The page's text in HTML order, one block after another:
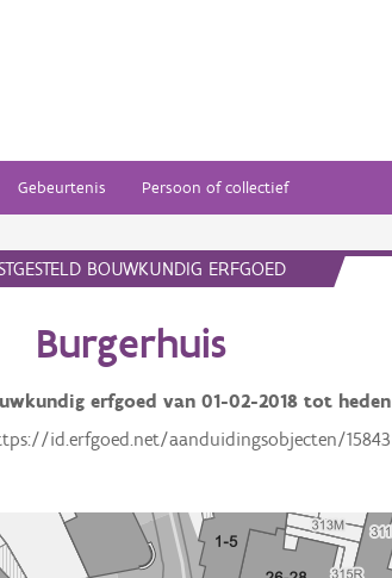
Gebeurtenis Persoon of collectief
BOUWKUNDIG ERFGOED
Burgerhuis
erfgoed van01-02-2018 tot heden
id.erfgoed.net/aanduidingsobjecten/15843